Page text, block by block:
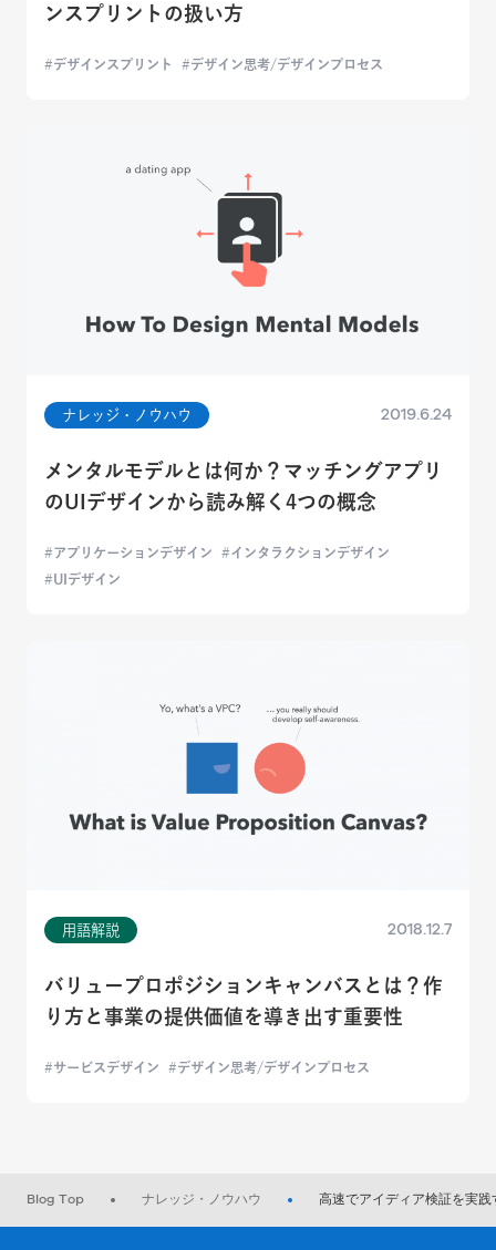
ンスプリントの扱い方
デザインスプリント デザイン思考/デザインプロセス
ナレッジ・ノウハウ 2019.6.24
メンタルモデルとは何か？マッチングアプリ
のUIデザインから読み解く4つの概念
アプリケーションデザイン
インタラクションデザイン
UIデザイン
用語解説 2018.12.7
バリュープロポジションキャンバスとは？作
り方と事業の提供価値を導き出す重要性
サービスデザイン デザイン思考/デザインプロセス
Blog Top ナレッジ・ノウハウ 高速でアイディア検証を実